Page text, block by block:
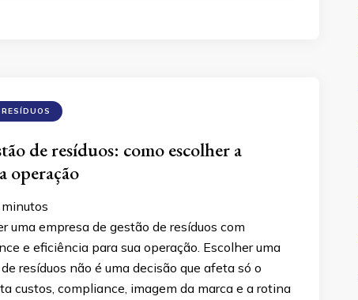
de resíduos: como escolher a
operação
minutos
uma empresa de gestão de resíduos com
e eficiência para sua operação. Escolher uma
resíduos não é uma decisão que afeta só o
custos, compliance, imagem da marca e a rotina